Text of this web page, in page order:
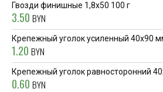
Гвозди финишные 1,8х50 100 г
3.50 BYN
Крепежный уголок усиленный 40x90
1.20 BYN
Крепежный уголок равносторонний
0.60 BYN